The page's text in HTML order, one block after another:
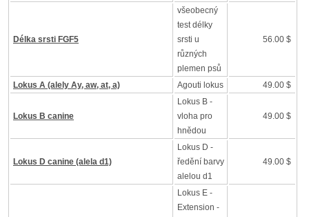
Délka srsti FGF5
všeobecný
test délky
srsti u
různých
plemen psů
56.00 $
Lokus A (alely Ay, aw, at, a) Agouti lokus 49.00 $
Lokus B canine
Lokus B -
vloha pro
hnědou
49.00 $
Lokus D canine (alela d1)
Lokus D -
ředění barvy
alelou d1
49.00 $
Lokus E -
Extension -